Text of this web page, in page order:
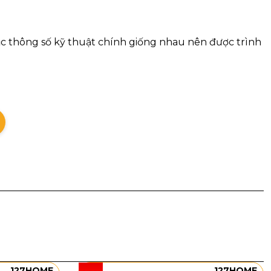
thông số kỹ thuật chính giống nhau nên được trình